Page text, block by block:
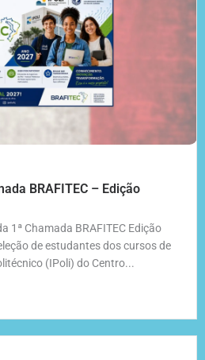
BRAFITEC – Edição
1ª Chamada BRAFITEC Edição
de estudantes dos cursos de
(IPoli) do Centro...